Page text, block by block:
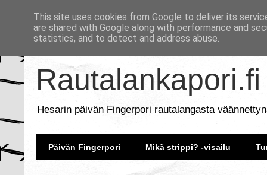
Rautalankapori.fi
Hesarin päivän Fingerpori rautalangasta
Päivän Fingerpori Mikä strippi? -visailu
This site uses cookies from Google to deliver its
are shared with Google along with performance and
statistics, and to detect and address abuse.